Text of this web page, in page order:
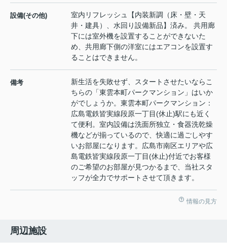
設備(その他)
室内リフレッシュ【内装新調（床・壁・天
井・建具）、水回り設備新品】済み。 共用廊
下には室外機を設置することができないた
め、共用廊下側の洋室にはエアコンを設置す
ることはできません。
備考
新生活を失敗せず、スタートさせたいならこ
ちらの「東雲本町パークマンション」はいか
がでしょうか。東雲本町パークマンション：
広島電鉄皆実線段原一丁目(休止)駅にも近く
て便利。室内設備は洗面所独立・食器洗乾燥
機などが揃っているので、快適に過ごしやす
いお部屋になります。広島市南区エリアや広
島電鉄皆実線段原一丁目(休止)付近でお客様
のご希望のお部屋が見つかるまで、当社スタ
ッフが全力でサポートさせて頂きます。
情報の見方
周辺施設